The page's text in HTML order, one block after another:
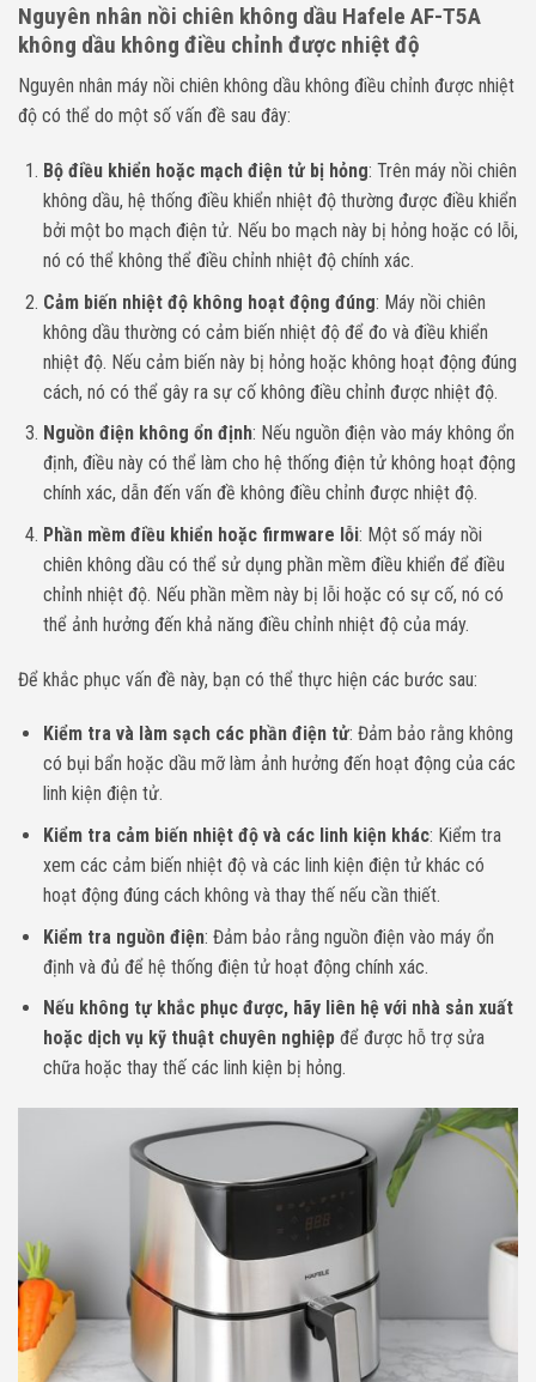
Nguyên nhân nồi chiên không dầu Hafele AF-T5A
không dầu không điều chỉnh được nhiệt độ
Nguyên nhân máy nồi chiên không dầu không điều chỉnh được nhiệt
độ có thể do một số vấn đề sau đây:
Bộ điều khiển hoặc mạch điện tử bị hỏng: Trên máy nồi chiên
không dầu, hệ thống điều khiển nhiệt độ thường được điều khiển
bởi một bo mạch điện tử. Nếu bo mạch này bị hỏng hoặc có lỗi,
nó có thể không thể điều chỉnh nhiệt độ chính xác.
Cảm biến nhiệt độ không hoạt động đúng: Máy nồi chiên
không dầu thường có cảm biến nhiệt độ để đo và điều khiển
nhiệt độ. Nếu cảm biến này bị hỏng hoặc không hoạt động đúng
cách, nó có thể gây ra sự cố không điều chỉnh được nhiệt độ.
Nguồn điện không ổn định: Nếu nguồn điện vào máy không ổn
định, điều này có thể làm cho hệ thống điện tử không hoạt động
chính xác, dẫn đến vấn đề không điều chỉnh được nhiệt độ.
Phần mềm điều khiển hoặc firmware lỗi: Một số máy nồi
chiên không dầu có thể sử dụng phần mềm điều khiển để điều
chỉnh nhiệt độ. Nếu phần mềm này bị lỗi hoặc có sự cố, nó có
thể ảnh hưởng đến khả năng điều chỉnh nhiệt độ của máy.
Để khắc phục vấn đề này, bạn có thể thực hiện các bước sau:
Kiểm tra và làm sạch các phần điện tử: Đảm bảo rằng không
có bụi bẩn hoặc dầu mỡ làm ảnh hưởng đến hoạt động của các
linh kiện điện tử.
Kiểm tra cảm biến nhiệt độ và các linh kiện khác: Kiểm tra
xem các cảm biến nhiệt độ và các linh kiện điện tử khác có
hoạt động đúng cách không và thay thế nếu cần thiết.
Kiểm tra nguồn điện: Đảm bảo rằng nguồn điện vào máy ổn
định và đủ để hệ thống điện tử hoạt động chính xác.
Nếu không tự khắc phục được, hãy liên hệ với nhà sản xuất
hoặc dịch vụ kỹ thuật chuyên nghiệpđể được hỗ trợ sửa
chữa hoặc thay thế các linh kiện bị hỏng.